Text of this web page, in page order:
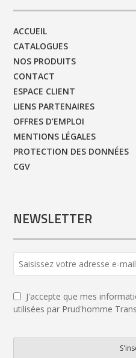
ACCUEIL
CATALOGUES
NOS PRODUITS
CONTACT
ESPACE CLIENT
LIENS PARTENAIRES
OFFRES D’EMPLOI
MENTIONS LÉGALES
PROTECTION DES DONNÉES
CGV
NEWSLETTER
Address *
J'accepte que mes
utilisées par Prud'homme